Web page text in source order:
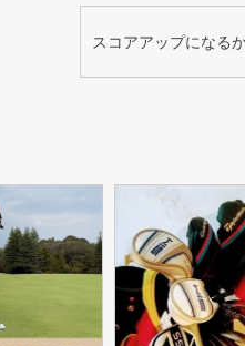
スコアアップになる